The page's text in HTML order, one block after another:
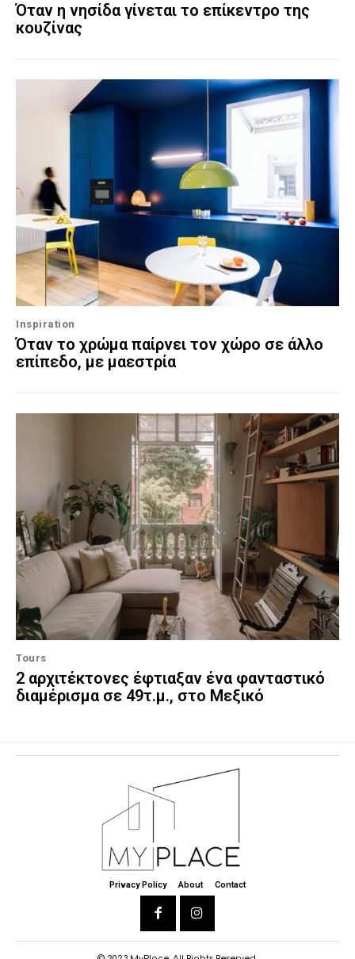
Όταν η νησίδα γίνεται το επίκεντρο της
κουζίνας
Inspiration
Όταν το χρώμα παίρνει τον χώρο σε άλλο
επίπεδο, με μαεστρία
Tours
2 αρχιτέκτονες έφτιαξαν ένα φανταστικό
διαμέρισμα σε 49τ.μ., στο Μεξικό
Privacy Policy About Contact